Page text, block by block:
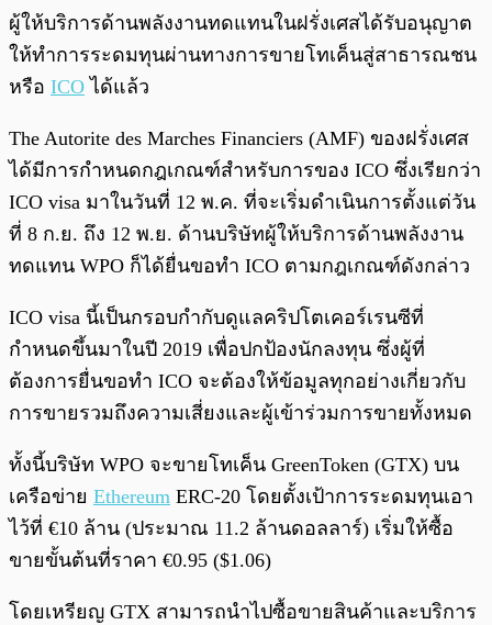
พร้อมเล่น 0:00
ผู้ให้บริการด้านพลังงานทดแทนในฝรั่งเศสได้รับอนุญาต
ให้ทำการระดมทุนผ่านทางการขายโทเค็นสู่สาธารณชน
หรือ ICO ได้แล้ว
The Autorite des Marches Financiers (AMF) ของฝรั่งเศส
ได้มีการกำหนดกฎเกณฑ์สำหรับการของ ICO ซึ่งเรียกว่า
ICO visa มาในวันที่ 12 พ.ค. ที่จะเริ่มดำเนินการตั้งแต่วัน
ที่ 8 ก.ย. ถึง 12 พ.ย. ด้านบริษัทผู้ให้บริการด้านพลังงาน
ทดแทน WPO ก็ได้ยื่นขอทำ ICO ตามกฎเกณฑ์ดังกล่าว
ICO visa นี้เป็นกรอบกำกับดูแลคริปโตเคอร์เรนซีที่
กำหนดขึ้นมาในปี 2019 เพื่อปกป้องนักลงทุน ซึ่งผู้ที่
ต้องการยื่นขอทำ ICO จะต้องให้ข้อมูลทุกอย่างเกี่ยวกับ
การขายรวมถึงความเสี่ยงและผู้เข้าร่วมการขายทั้งหมด
ทั้งนี้บริษัท WPO จะขายโทเค็น GreenToken (GTX) บน
เครือข่าย Ethereum ERC-20 โดยตั้งเป้าการระดมทุนเอา
ไว้ที่ €10 ล้าน (ประมาณ 11.2 ล้านดอลลาร์) เริ่มให้ซื้อ
ขายขั้นต้นที่ราคา €0.95 ($1.06)
โดยเหรียญ GTX สามารถนำไปซื้อขายสินค้าและบริการ